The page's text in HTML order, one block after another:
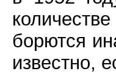
борются
известно,